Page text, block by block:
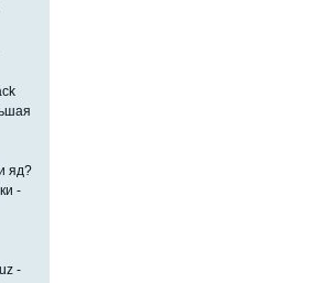
яд?
-
-